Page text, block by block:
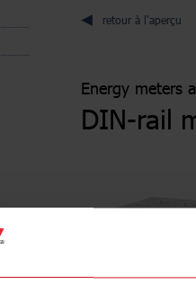
retour à l'aperçu
Energy meters
DIN-rail